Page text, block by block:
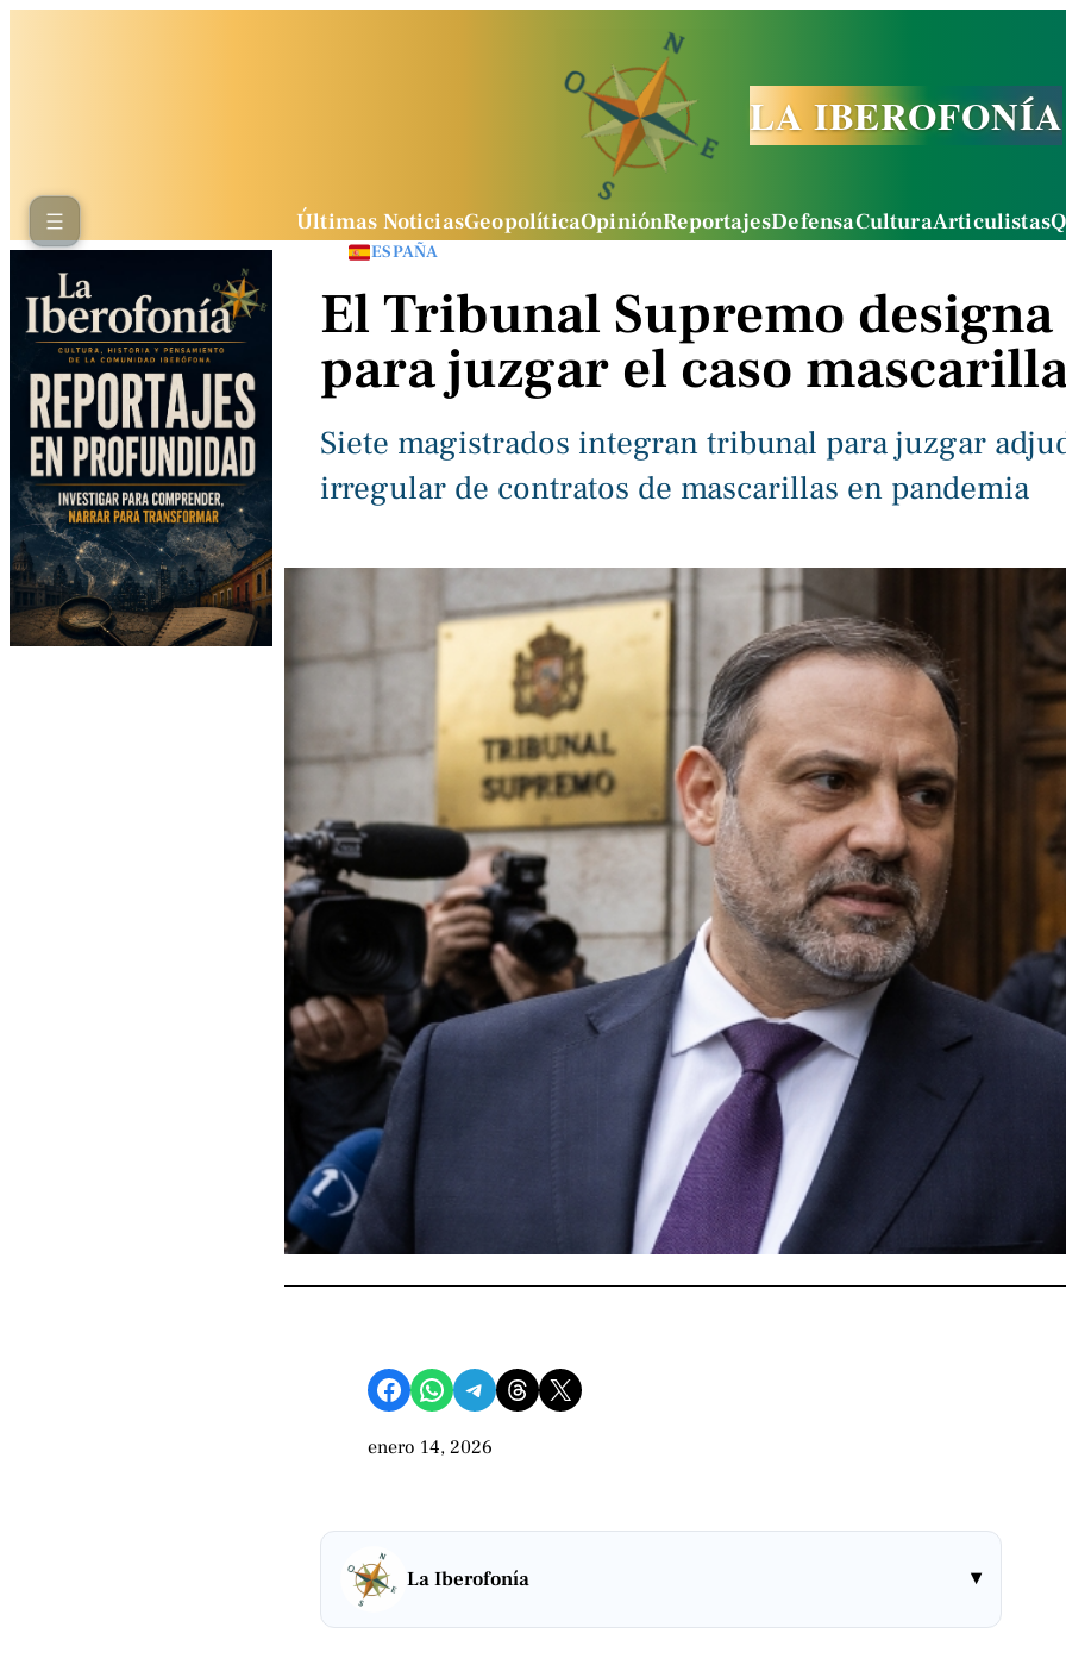
LA IBEROFONÍA
Últimas NoticiasGeopolíticaOpiniónReportajesDefensaCulturaArticulistas
ESPAÑA
El Tribunal Supremo
para juzgar el caso
Siete magistrados integran tribunal para juzgar
irregular de contratos de mascarillas en pandemia
Compartir en Facebook Compartir en WhatsApp Compartir en Telegram Share on Threads Compartir en X
enero 14, 2026
La Iberofonía ▾